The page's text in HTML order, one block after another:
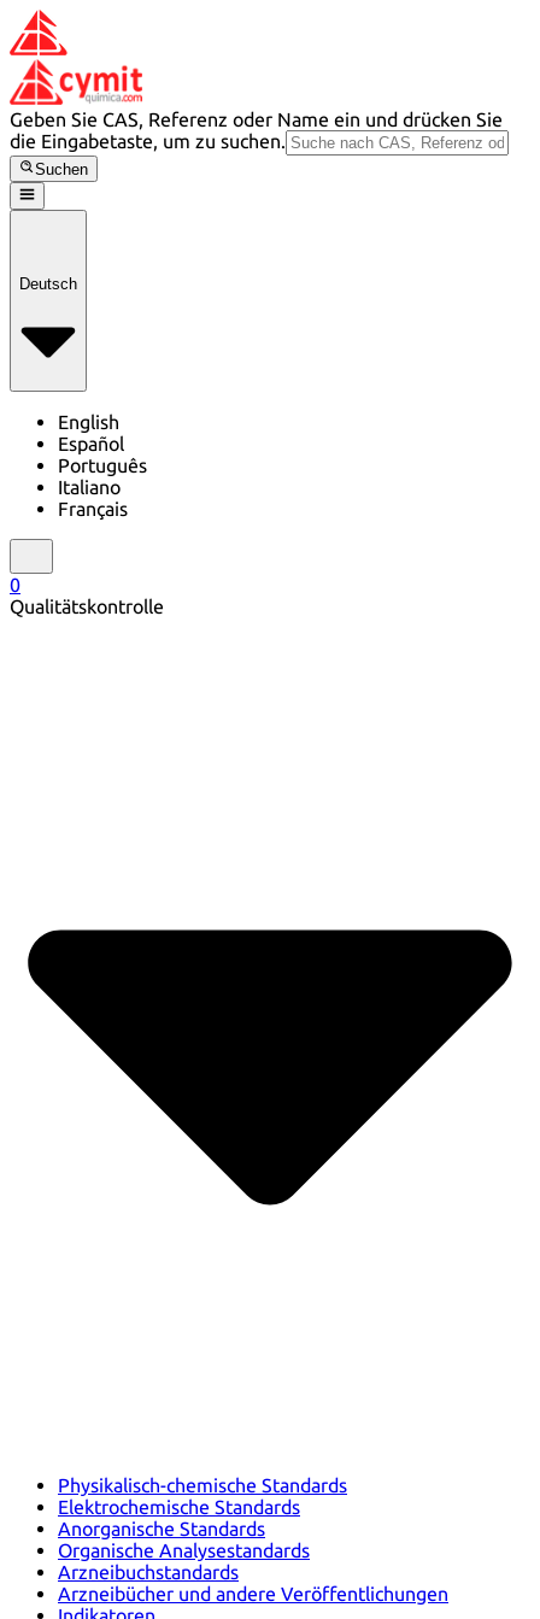
Geben Sie CAS, Referenz oder Name ein und drücken Sie
die Eingabetaste, um zu suchen.
Suchen
Deutsch
English
Español
Português
Italiano
Français
0
Qualitätskontrolle
Physikalisch-chemische Standards
Elektrochemische Standards
Anorganische Standards
Organische Analysestandards
Arzneibuchstandards
Arzneibücher und andere Veröffentlichungen